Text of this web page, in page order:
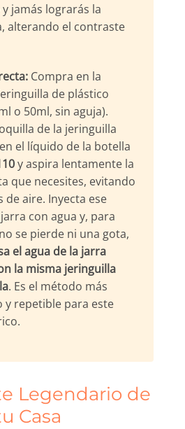
jamás lograrás la
alterando el contraste
Compra en la
de plástico
o 50ml, sin aguja).
de la jeringuilla
el líquido de la botella
y aspira lentamente la
que necesites, evitando
aire. Inyecta ese
con agua y, para
se pierde ni una gota,
el agua de la jarra
la misma jeringuilla
. Es el método más
y repetible para este
Legendario de
Casa